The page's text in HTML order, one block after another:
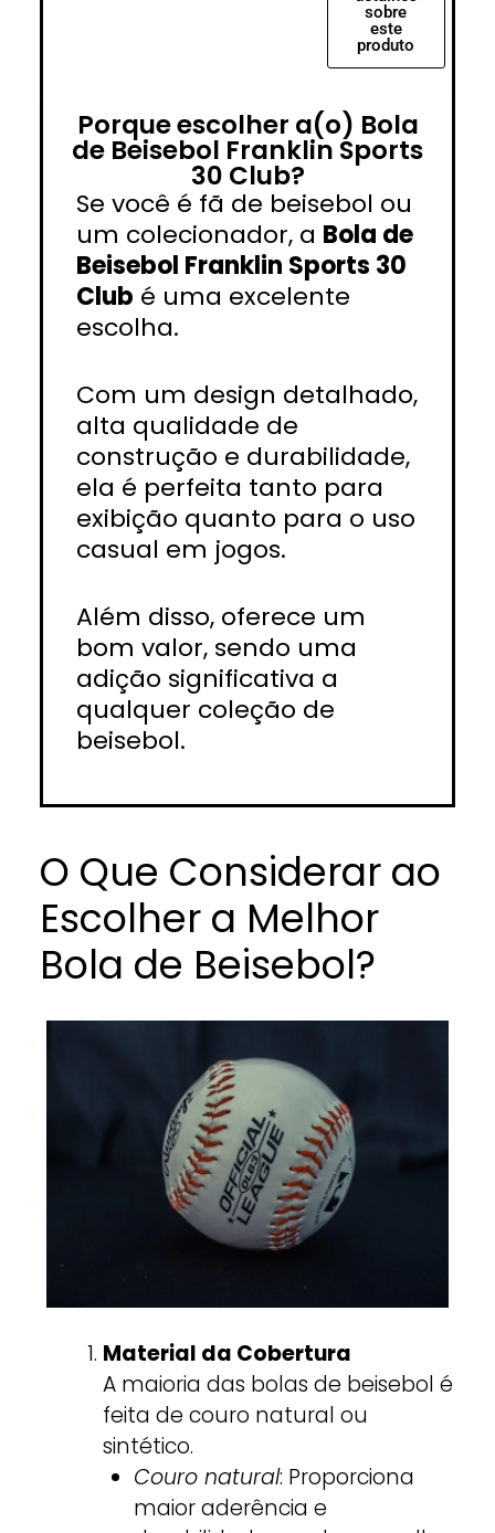
sobre
este
produto
Porque escolher a(o) Bola
de Beisebol Franklin Sports
30 Club?
Se você é fã de beisebol ou
um colecionador, a Bola de
Beisebol Franklin Sports 30
Club é uma excelente
escolha.
Com um design detalhado,
alta qualidade de
construção e durabilidade,
ela é perfeita tanto para
exibição quanto para o uso
casual em jogos.
Além disso, oferece um
bom valor, sendo uma
adição significativa a
qualquer coleção de
beisebol.
O Que Considerar ao
Escolher a Melhor
Bola de Beisebol?
Material da Cobertura
A maioria das bolas de beisebol é
feita de couro natural ou
sintético.
Couro natural: Proporciona
maior aderência e